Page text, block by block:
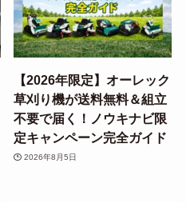
【2026年限定】オーレック
草刈り機が送料無料＆組立
不要で届く！ノウキナビ限
定キャンペーン完全ガイド
2026年8月5日